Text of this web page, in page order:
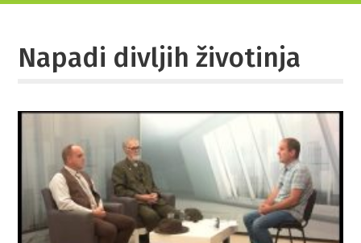
Napadi divljih životinja